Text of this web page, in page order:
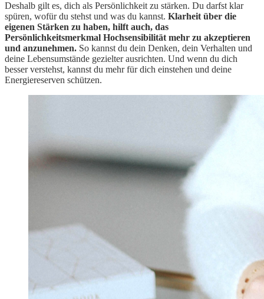
Deshalb gilt es, dich als Persönlichkeit zu stärken. Du darfst klar
spüren, wofür du stehst und was du kannst. Klarheit über die
eigenen Stärken zu haben, hilft auch, das
Persönlichkeitsmerkmal Hochsensibilität mehr zu akzeptieren
und anzunehmen. So kannst du dein Denken, dein Verhalten und
deine Lebensumstände gezielter ausrichten. Und wenn du dich
besser verstehst, kannst du mehr für dich einstehen und deine
Energiereserven schützen.